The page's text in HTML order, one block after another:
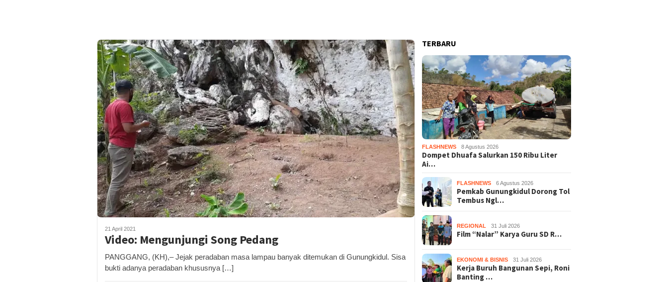
21 April 2021
Video: Mengunjungi Song Pedang
PANGGANG, (KH),– Jejak peradaban masa lampau banyak ditemukan di Gunungkidul. Sisa
bukti adanya peradaban khususnya […]
TERBARU
FLASHNEWS 8 Agustus 2026
Dompet Dhuafa Salurkan 150 Ribu Liter
Ai…
FLASHNEWS 6 Agustus 2026
Pemkab Gunungkidul Dorong Tol
Tembus Ngl…
REGIONAL 31 Juli 2026
Film “Nalar” Karya Guru SD R…
EKONOMI & BISNIS 31 Juli 2026
Kerja Buruh Bangunan Sepi, Roni
Banting …